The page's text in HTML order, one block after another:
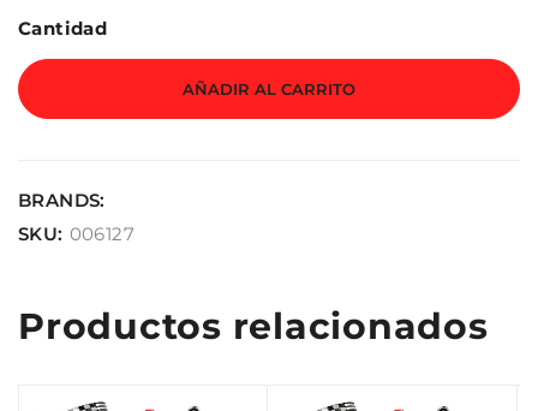
Cantidad
AÑADIR AL CARRITO
BRANDS:
SKU: 006127
Productos relacionados